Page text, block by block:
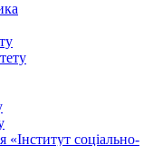
«Інститут соціально-